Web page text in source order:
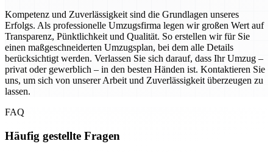
Kompetenz und Zuverlässigkeit sind die Grundlagen unseres
Erfolgs. Als professionelle Umzugsfirma legen wir großen Wert auf
Transparenz, Pünktlichkeit und Qualität. So erstellen wir für Sie
einen maßgeschneiderten Umzugsplan, bei dem alle Details
berücksichtigt werden. Verlassen Sie sich darauf, dass Ihr Umzug –
privat oder gewerblich – in den besten Händen ist. Kontaktieren Sie
uns, um sich von unserer Arbeit und Zuverlässigkeit überzeugen zu
lassen.
FAQ
Häufig gestellte Fragen